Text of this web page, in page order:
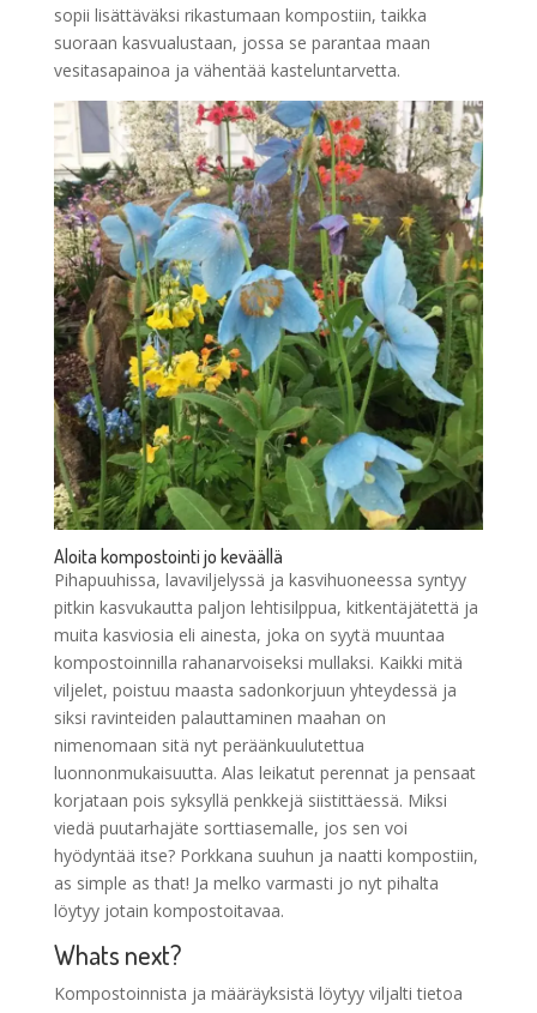
sopii lisättäväksi rikastumaan kompostiin, taikka
suoraan kasvualustaan, jossa se parantaa maan
vesitasapainoa ja vähentää kasteluntarvetta.
Aloita kompostointi jo keväällä
Pihapuuhissa, lavaviljelyssä ja kasvihuoneessa syntyy
pitkin kasvukautta paljon lehtisilppua, kitkentäjätettä ja
muita kasviosia eli ainesta, joka on syytä muuntaa
kompostoinnilla rahanarvoiseksi mullaksi. Kaikki mitä
viljelet, poistuu maasta sadonkorjuun yhteydessä ja
siksi ravinteiden palauttaminen maahan on
nimenomaan sitä nyt peräänkuulutettua
luonnonmukaisuutta. Alas leikatut perennat ja pensaat
korjataan pois syksyllä penkkejä siistittäessä. Miksi
viedä puutarhajäte sorttiasemalle, jos sen voi
hyödyntää itse? Porkkana suuhun ja naatti kompostiin,
as simple as that! Ja melko varmasti jo nyt pihalta
löytyy jotain kompostoitavaa.
Whats next?
Kompostoinnista ja määräyksistä löytyy viljalti tietoa